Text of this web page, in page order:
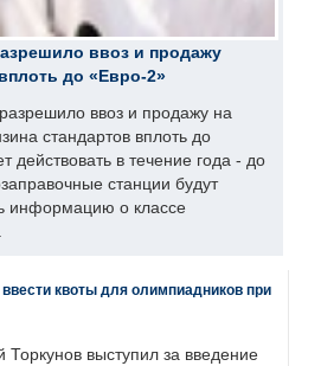
ввоз и продажу
до «Евро-2»
ввоз и продажу на
стандартов вплоть до
действовать в течение года - до
станции будут
информацию о классе
квоты для олимпиадников при
выступил за введение